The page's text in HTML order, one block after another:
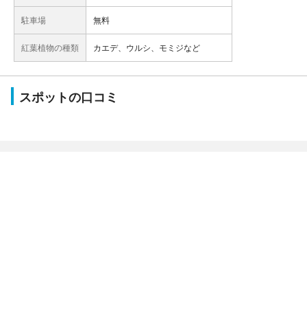
駐車場 無料
紅葉植物の種類 カエデ、ウルシ、モミジなど
スポットの口コミ